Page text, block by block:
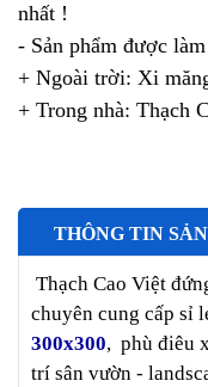
nhất !
- Sản phẩm được
+ Ngoài trời: Xi
+ Trong nhà: Thạch
THÔNG TIN
Thạch Cao Việt
chuyên cung cấp sỉ
300x300, phù điêu
trí sân vườn -